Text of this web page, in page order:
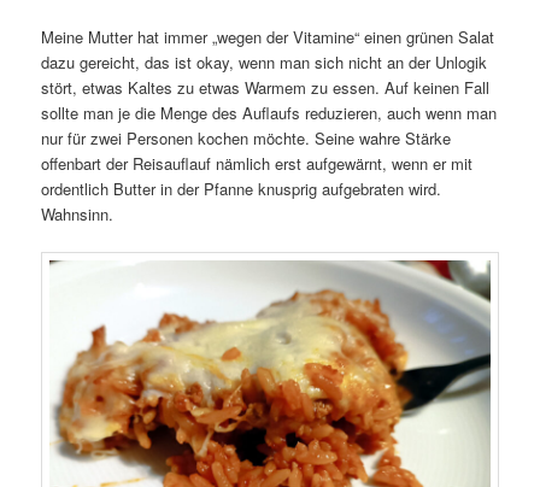
Meine Mutter hat immer „wegen der Vitamine“ einen grünen Salat
dazu gereicht, das ist okay, wenn man sich nicht an der Unlogik
stört, etwas Kaltes zu etwas Warmem zu essen. Auf keinen Fall
sollte man je die Menge des Auflaufs reduzieren, auch wenn man
nur für zwei Personen kochen möchte. Seine wahre Stärke
offenbart der Reisauflauf nämlich erst aufgewärnt, wenn er mit
ordentlich Butter in der Pfanne knusprig aufgebraten wird.
Wahnsinn.